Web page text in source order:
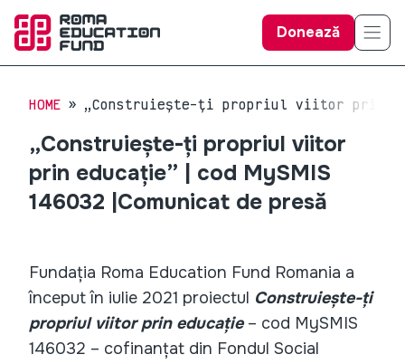
Donează
HOME „Construiește-ți propriul viitor prin
„Construiește-ți propriul viitor
prin educație” | cod MySMIS
146032 |Comunicat de presă
Fundația Roma Education Fund Romania a
început în iulie 2021 proiectul Construiește-ți
propriul viitor prin educație– cod MySMIS
146032 – cofinanțat din Fondul Social